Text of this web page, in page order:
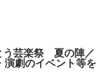
う芸楽祭 夏の陣／
演劇のイベント等を